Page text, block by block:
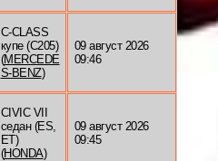
C-CLASS
купе (C205)
(MERCEDE
S-BENZ)
09 август 2026
09:46
CIVIC VII
седан (ES,
ET)
(HONDA)
09 август 2026
09:45